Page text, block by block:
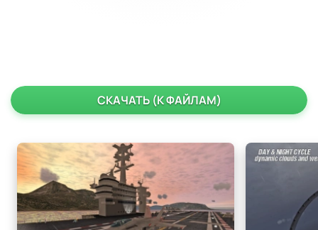
СКАЧАТЬ (К ФАЙЛАМ)